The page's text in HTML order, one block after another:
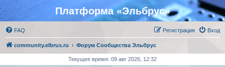
Платформа «Эльбрус»
FAQ Вход
Регистрация
community.elbrus.ru Форум Сообщества Эльбрус
Текущее время: 09 авг 2026, 12:32